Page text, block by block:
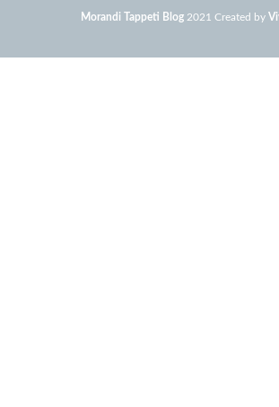
Morandi Tappeti Blog2021 Created by